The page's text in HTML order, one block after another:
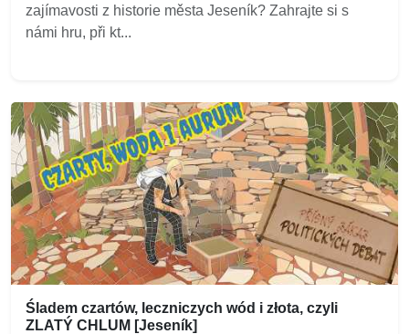
zajímavosti z historie města Jeseník? Zahrajte si s
námi hru, při kt...
Śladem czartów, leczniczych wód i złota, czyli
ZLATÝ CHLUM [Jeseník]